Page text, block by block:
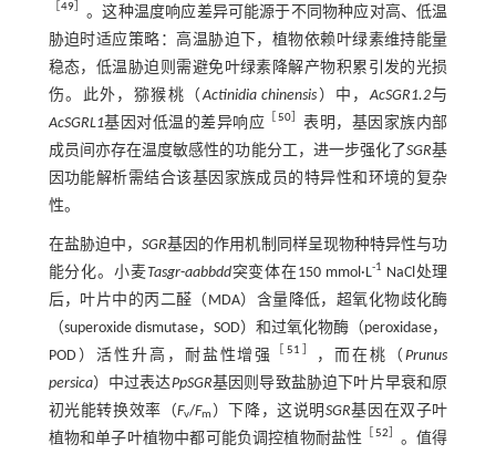
［49］ 。这种温度响应差异可能源于不同物种应对高、低温
胁迫时适应策略：高温胁迫下，植物依赖叶绿素维持能量
稳态，低温胁迫则需避免叶绿素降解产物积累引发的光损
伤。此外，猕猴桃（Actinidia chinensis ）中，AcSGR1.2与
AcSGRL1基因对低温的差异响应 ［50］ 表明，基因家族内部
成员间亦存在温度敏感性的功能分工，进一步强化了SGR基
因功能解析需结合该基因家族成员的特异性和环境的复杂
性。
在盐胁迫中，SGR基因的作用机制同样呈现物种特异性与功
能分化。小麦Tasgr-aabbdd突变体在150 mmol·L-1 NaCl处理
后，叶片中的丙二醛（MDA）含量降低，超氧化物歧化酶
（superoxide dismutase，SOD）和过氧化物酶（peroxidase，
POD）活性升高，耐盐性增强
［51 ］ ，而在桃（Prunus
persica）中过表达PpSGR基因则导致盐胁迫下叶片早衰和原
初光能转换效率（Fv/Fm ）下降，这说明 SGR基因在双子叶
植物和单子叶植物中都可能负调控植物耐盐性
［52］ 。值得